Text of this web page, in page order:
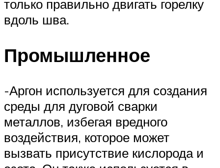
только правильно двигать горелку
вдоль шва.
Промышленное
-Аргон используется для создания
среды для дуговой сварки
металлов, избегая вредного
воздействия, которое может
вызвать присутствие кислорода и